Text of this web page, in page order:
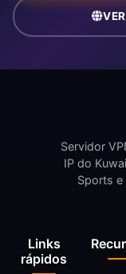
Links
rápidos
Servidor
IP do
Sports e